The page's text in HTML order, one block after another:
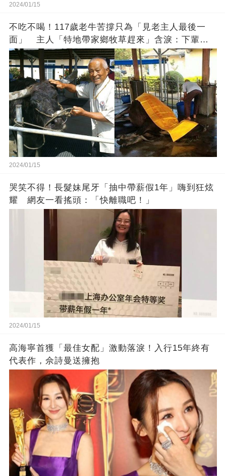
2024/01/15
不吃不喝！117歲老牛苦撐只為「見老主人最後一
面」 主人「特地帶家鄉牧草趕來」含淚：下輩子
找個好人家
2024/01/15
哭笑不得！長髮妹尾牙「抽中帶薪假1年」嗨到狂炫
耀 網友一看搖頭：「快離職吧！」
2024/01/15
高海寧首獲「最佳女配」激動落淚！入行15年終有
代表作，佘詩曼送擁抱